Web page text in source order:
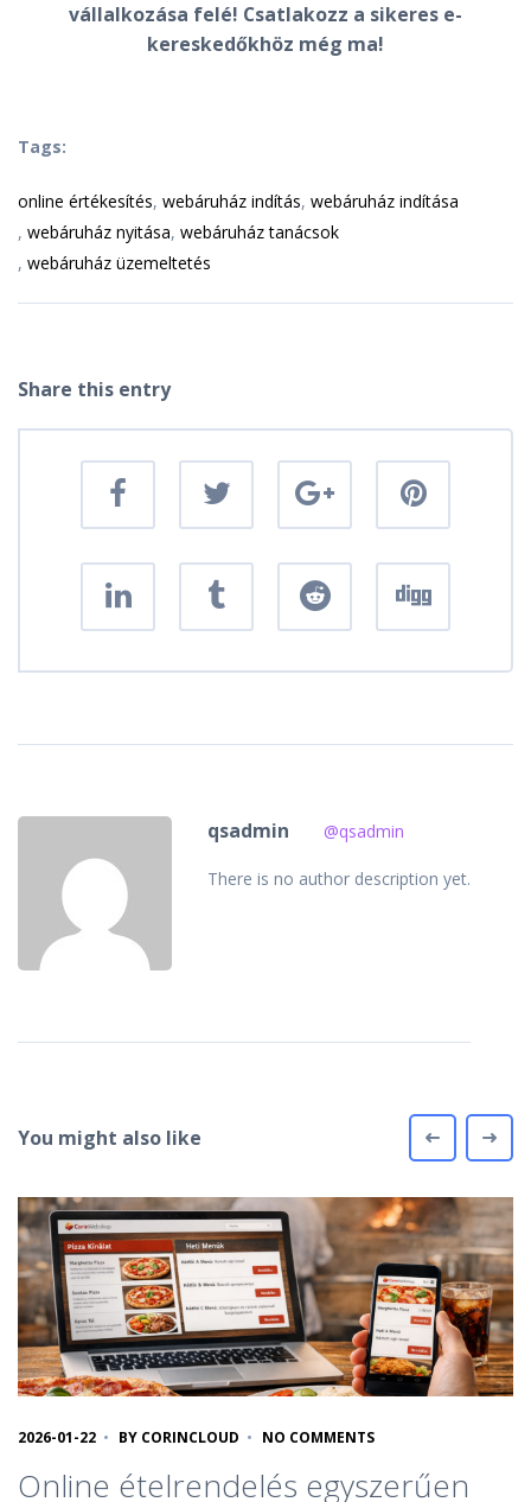
vállalkozása felé! Csatlakozz a sikeres e-
kereskedőkhöz még ma!
Tags:
online értékesítés webáruház indítás webáruház indítása
webáruház nyitása webáruház tanácsok
webáruház üzemeltetés
Share this entry
qsadmin @qsadmin
There is no author description yet.
You might also like
2026-01-22 BY CORINCLOUD NO COMMENTS
Online ételrendelés egyszerűen